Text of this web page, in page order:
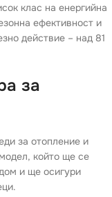
клас на енергийна
ефективност и
действие – над 81
за
за отопление и
който ще се
и ще осигури